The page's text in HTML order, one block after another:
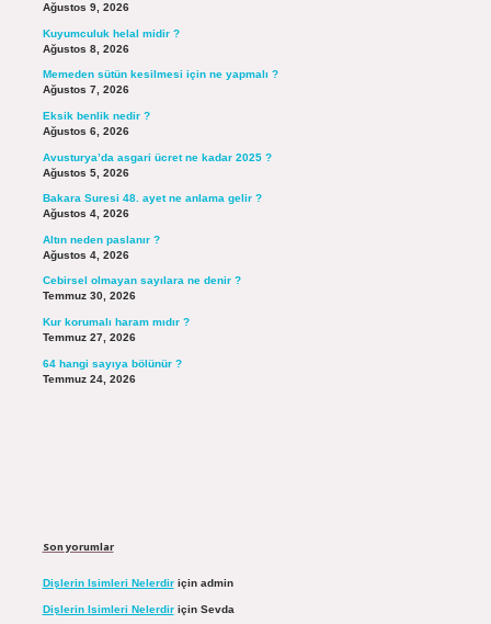
Ağustos 9, 2026
Kuyumculuk helal midir ?
Ağustos 8, 2026
Memeden sütün kesilmesi için ne yapmalı ?
Ağustos 7, 2026
Eksik benlik nedir ?
Ağustos 6, 2026
Avusturya’da asgari ücret ne kadar 2025 ?
Ağustos 5, 2026
Bakara Suresi 48. ayet ne anlama gelir ?
Ağustos 4, 2026
Altın neden paslanır ?
Ağustos 4, 2026
Cebirsel olmayan sayılara ne denir ?
Temmuz 30, 2026
Kur korumalı haram mıdır ?
Temmuz 27, 2026
64 hangi sayıya bölünür ?
Temmuz 24, 2026
Son yorumlar
Dişlerin Isimleri Nelerdiriçin admin
Dişlerin Isimleri Nelerdiriçin Sevda